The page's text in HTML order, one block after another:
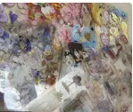
64GB(SDXC) お得な30
個セット